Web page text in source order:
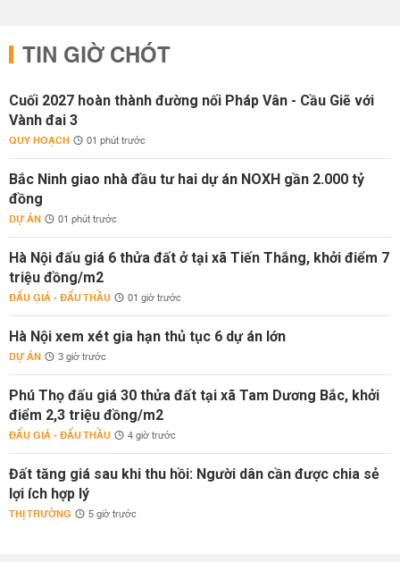
TIN GIỜ CHÓT
Cuối 2027 hoàn thành đường nối Pháp Vân - Cầu Giẽ với
Vành đai 3
QUY HOẠCH 01 phút trước
Bắc Ninh giao nhà đầu tư hai dự án NOXH gần 2.000 tỷ
đồng
DỰ ÁN 01 phút trước
Hà Nội đấu giá 6 thửa đất ở tại xã Tiến Thắng, khởi điểm 7
triệu đồng/m2
ĐẤU GIÁ - ĐẤU THẦU 01 giờ trước
Hà Nội xem xét gia hạn thủ tục 6 dự án lớn
DỰ ÁN 3 giờ trước
Phú Thọ đấu giá 30 thửa đất tại xã Tam Dương Bắc, khởi
điểm 2,3 triệu đồng/m2
ĐẤU GIÁ - ĐẤU THẦU 4 giờ trước
Đất tăng giá sau khi thu hồi: Người dân cần được chia sẻ
lợi ích hợp lý
THỊ TRƯỜNG 5 giờ trước